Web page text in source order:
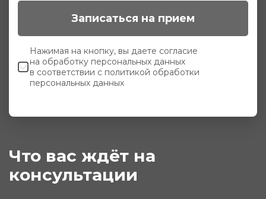
Записаться на прием
Нажимая на кнопку, вы даете согласие
на обработку персональных данных
в соответствии с политикой обработки
персональных данных
Что вас ждёт на
консультации